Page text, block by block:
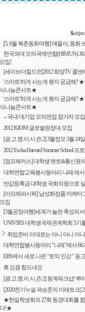
[5, 6월 북촌동화여행] 얘들아, 동화
한국외대 모의국제연합(HIMUN)
모집!
[세이브더칠드런]2012 희망TV 콜센
'스마트'하게 사는게 뭔지 궁금해?
식나눔콘서트★
'스마트'하게 사는게 뭔지 궁금해?
식나눔콘서트★
-- 국내 대기업 모의면접 참가자 모
2012 KIOM 글로벌원정대 모집
[광.고.쟁.이.시.즌.2] 3월정모 3월 24
2012 Ewha-Harvard Summer School
[점프해커스] 대학생 멘토&통신원
대학연합교육봉사동아리 나래 에
반값등록금 대학생 국회의원으로
[아모레퍼시픽] 남성화장품 마케터
모집
[3월공정여행]세계가 놀란 축성의
UNIVIRS 대학생국제관계학회 5기
취업준비 이대로는 아니 아니 아니
대학연합봉사동아리 "나래"에서 66
EBS에서 새로 나온 "토익 인강 " 듣
휴 요즘 힘드네요
[광.고.쟁.이.시.즌.2] 동계워크샵! 뿌
[2020천기누설 곽승준의 미래토크]
★한일학생회의 27회 동경대회를
다!★